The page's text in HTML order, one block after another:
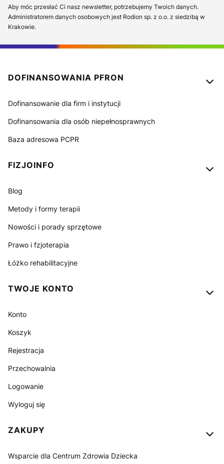
Aby móc przesłać Ci nasz newsletter, potrzebujemy Twoich danych.
Administratorem danych osobowych jest Rodion sp. z o.o. z siedzibą w
Krakowie.
Linki w stopce
DOFINANSOWANIA PFRON
Dofinansowanie dla firm i instytucji
Dofinansowania dla osób niepełnosprawnych
Baza adresowa PCPR
FIZJOINFO
Blog
Metody i formy terapii
Nowości i porady sprzętowe
Prawo i fzjoterapia
Łóżko rehabilitacyjne
TWOJE KONTO
Konto
Koszyk
Rejestracja
Przechowalnia
Logowanie
Wyloguj się
ZAKUPY
Wsparcie dla Centrum Zdrowia Dziecka